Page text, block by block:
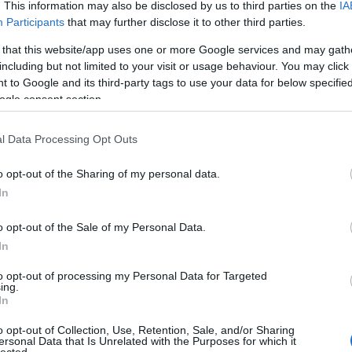
This information may also be disclosed by us to third parties on the
Participants that may further disclose it to other third parties.
that this website/app uses one or more Google services and may
but not limited to your visit or usage behaviour. You may
to Google and its third-party tags to use your data for below
consent section.
Data Processing Opt Outs
opt-out of the Sharing of my personal data.
opt-out of the Sale of my Personal Data.
opt-out of processing my Personal Data for Targeted
opt-out of Collection, Use, Retention, Sale, and/or Sharing
Data that Is Unrelated with the Purposes for which it
és a kultúratisztelet
a svéd kormány miért és milyen módszerekkel
nemi egyenlőséget, nem csak a saját országa határain
külpolitika révén szerte a világban is. A hat éve indult
azóta sok kérdés és észrevétel merült fel,…
Társas Ház
"Át
-